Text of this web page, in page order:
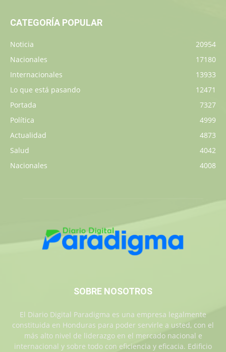
CATEGORÍA POPULAR
Noticia
20954
Nacionales
17180
Internacionales
13933
Lo que está pasando
12471
Portada
7327
Política
4999
Actualidad
4873
Salud
4042
Nacionales
4008
SOBRE NOSOTROS
El Diario Digital Paradigma es una empresa legalmente
constituida en Honduras para poder servirle a usted, con el
más alto nivel de liderazgo en el mercado nacional e
internacional y sobre todo con eficiencia y eficacia. Edificio